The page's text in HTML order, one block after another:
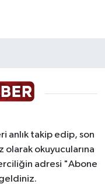
anlık takip edip, son
olarak okuyucularına
adresi "Abone